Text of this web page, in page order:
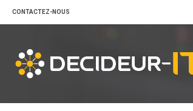
CONTACTEZ-NOUS